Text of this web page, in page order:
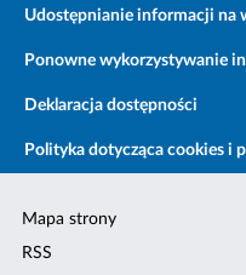
Udostępnianie informacji na
Ponowne wykorzystywanie
Deklaracja dostępności
Polityka dotycząca cookies i
Mapa strony
RSS